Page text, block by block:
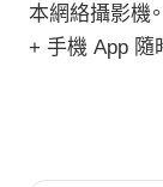
本網絡攝影機
+ 手機 App 隨